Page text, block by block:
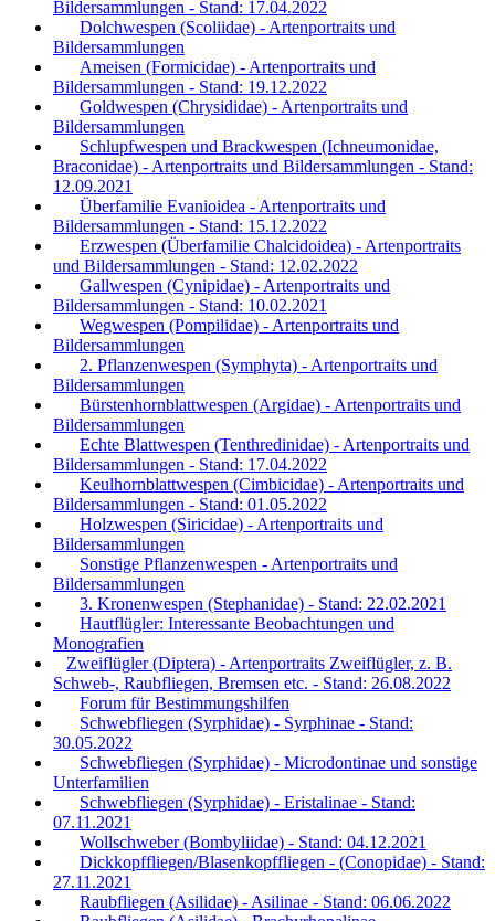
Bildersammlungen - Stand: 17.04.2022
Dolchwespen (Scoliidae) - Artenportraits und
Bildersammlungen
Ameisen (Formicidae) - Artenportraits und
Bildersammlungen - Stand: 19.12.2022
Goldwespen (Chrysididae) - Artenportraits und
Bildersammlungen
Schlupfwespen und Brackwespen (Ichneumonidae,
Braconidae) - Artenportraits und Bildersammlungen - Stand:
12.09.2021
Überfamilie Evanioidea - Artenportraits und
Bildersammlungen - Stand: 15.12.2022
Erzwespen (Überfamilie Chalcidoidea) - Artenportraits
und Bildersammlungen - Stand: 12.02.2022
Gallwespen (Cynipidae) - Artenportraits und
Bildersammlungen - Stand: 10.02.2021
Wegwespen (Pompilidae) - Artenportraits und
Bildersammlungen
2. Pflanzenwespen (Symphyta) - Artenportraits und
Bildersammlungen
Bürstenhornblattwespen (Argidae) - Artenportraits und
Bildersammlungen
Echte Blattwespen (Tenthredinidae) - Artenportraits und
Bildersammlungen - Stand: 17.04.2022
Keulhornblattwespen (Cimbicidae) - Artenportraits und
Bildersammlungen - Stand: 01.05.2022
Holzwespen (Siricidae) - Artenportraits und
Bildersammlungen
Sonstige Pflanzenwespen - Artenportraits und
Bildersammlungen
3. Kronenwespen (Stephanidae) - Stand: 22.02.2021
Hautflügler: Interessante Beobachtungen und
Monografien
Zweiflügler (Diptera) - Artenportraits Zweiflügler, z. B.
Schweb-, Raubfliegen, Bremsen etc. - Stand: 26.08.2022
Forum für Bestimmungshilfen
Schwebfliegen (Syrphidae) - Syrphinae - Stand:
30.05.2022
Schwebfliegen (Syrphidae) - Microdontinae und sonstige
Unterfamilien
Schwebfliegen (Syrphidae) - Eristalinae - Stand:
07.11.2021
Wollschweber (Bombyliidae) - Stand: 04.12.2021
Dickkopffliegen/Blasenkopffliegen - (Conopidae) - Stand:
27.11.2021
Raubfliegen (Asilidae) - Asilinae - Stand: 06.06.2022